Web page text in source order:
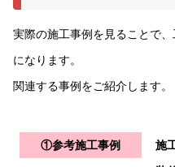
実際の施工事例を見ることで
になります。
関連する事例をご紹介します。
①参考施工事例
施